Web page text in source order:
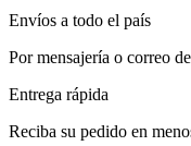
Envíos a todo el país
Por mensajería o correo
Entrega rápida
Reciba su pedido en